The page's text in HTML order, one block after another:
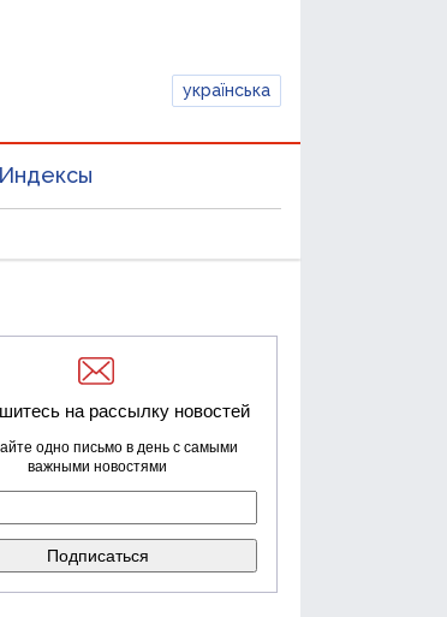
українська
Индексы
на рассылку новостей
одно письмо в день с самыми
важными новостями